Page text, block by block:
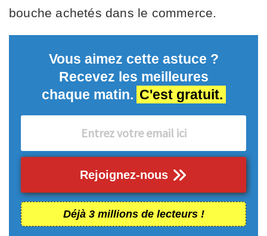
bouche achetés dans le commerce.
Vous aimez cette astuce ?
Recevez les meilleures
chaque matin. C'est gratuit.
Rejoignez-nous
Déjà 3 millions de lecteurs !